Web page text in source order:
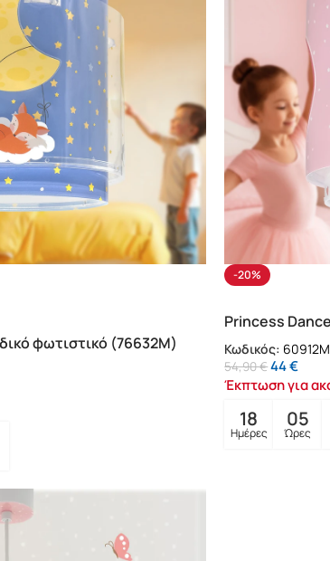
φωτιστικό (76632M)
-20%
Princess
Κωδικός: 60912M
54,90€44€
Έκπτωση για
18
Ημέρες
05
Ώρες